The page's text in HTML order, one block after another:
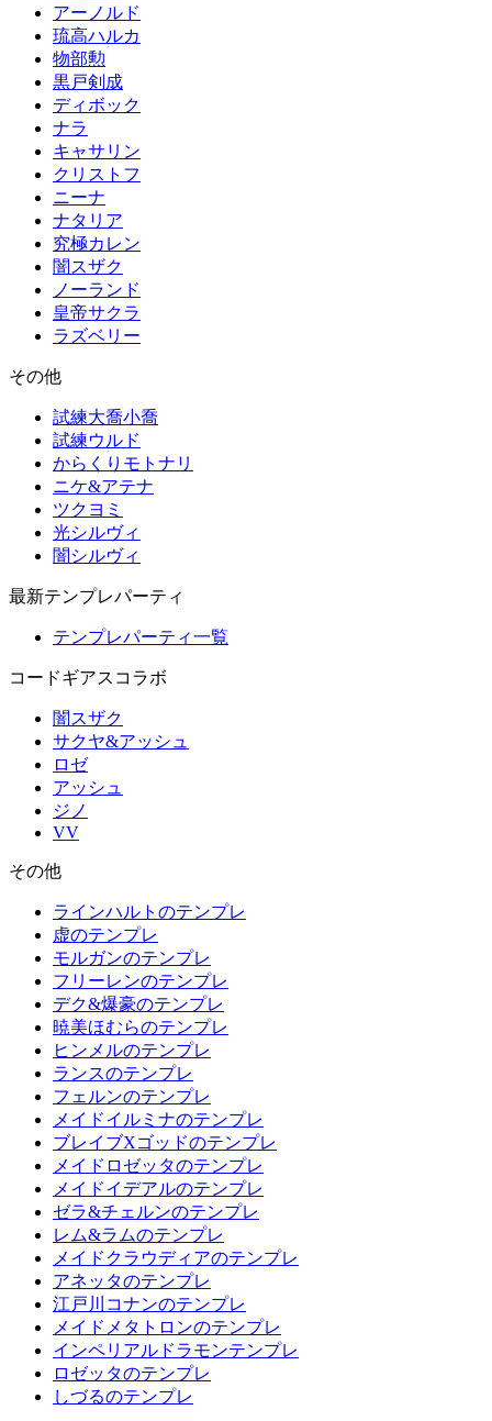
アーノルド
琉高ハルカ
物部勲
黒戸剣成
ディボック
ナラ
キャサリン
クリストフ
ニーナ
ナタリア
究極カレン
闇スザク
ノーランド
皇帝サクラ
ラズベリー
その他
試練大喬小喬
試練ウルド
からくりモトナリ
ニケ&アテナ
ツクヨミ
光シルヴィ
闇シルヴィ
最新テンプレパーティ
テンプレパーティ一覧
コードギアスコラボ
闇スザク
サクヤ&アッシュ
ロゼ
アッシュ
ジノ
VV
その他
ラインハルトのテンプレ
虚のテンプレ
モルガンのテンプレ
フリーレンのテンプレ
デク&爆豪のテンプレ
暁美ほむらのテンプレ
ヒンメルのテンプレ
ランスのテンプレ
フェルンのテンプレ
メイドイルミナのテンプレ
ブレイブXゴッドのテンプレ
メイドロゼッタのテンプレ
メイドイデアルのテンプレ
ゼラ&チェルンのテンプレ
レム&ラムのテンプレ
メイドクラウディアのテンプレ
アネッタのテンプレ
江戸川コナンのテンプレ
メイドメタトロンのテンプレ
インペリアルドラモンテンプレ
ロゼッタのテンプレ
しづるのテンプレ